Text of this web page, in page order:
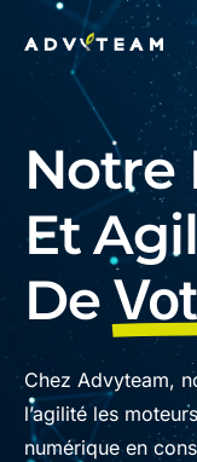
Notre
Et
De
Chez Advyteam,
l’agilité les
numérique en